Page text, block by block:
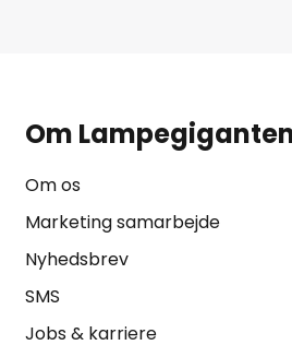
Om
Om os
Marketing samarbejde
Nyhedsbrev
SMS
Jobs & karriere